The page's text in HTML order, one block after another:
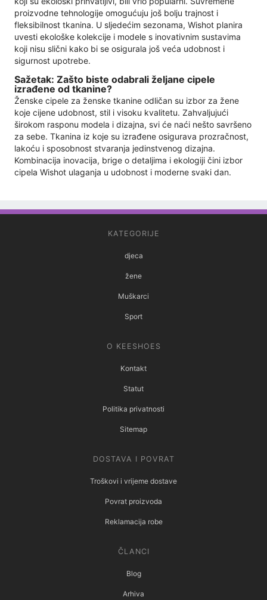
proizvodne tehnologije omogućuju još bolju trajnost i
fleksibilnost tkanina. U sljedećim sezonama, Wishot planira
uvesti ekološke kolekcije i modele s inovativnim sustavima
koji nisu slični kako bi se osigurala još veća udobnost i
sigurnost upotrebe.
Sažetak: Zašto biste odabrali željane cipele
izrađene od tkanine?
Ženske cipele za ženske tkanine odličan su izbor za žene
koje cijene udobnost, stil i visoku kvalitetu. Zahvaljujući
širokom rasponu modela i dizajna, svi će naći nešto savršeno
za sebe. Tkanina iz koje su izrađene osigurava prozračnost,
lakoću i sposobnost stvaranja jedinstvenog dizajna.
Kombinacija inovacija, brige o detaljima i ekologiji čini izbor
cipela Wishot ulaganja u udobnost i moderne svaki dan.
KATEGORIJE
djeca
žene
Muškarci
Sport
O KEESHOES
Kontakt
Statut
Politika privatnosti
Sitemap
DOSTAVA I POVRAT
Troškovi i vrijeme dostave
Povrat proizvoda
Reklamacija robe
ČLANCI
Blog
Arhiva